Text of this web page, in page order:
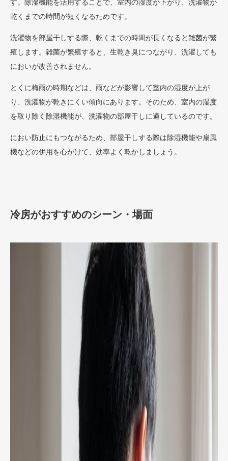
す。除湿機能を活用することで、室内の湿度が下がり、洗濯物が
乾くまでの時間が短くなるためです。
洗濯物を部屋干しする際、乾くまでの時間が長くなると雑菌が繁
殖します。雑菌が繁殖すると、生乾き臭につながり、洗濯しても
においが改善されません。
とくに梅雨の時期などは、雨などが影響して室内の湿度が上が
り、洗濯物が乾きにくい傾向にあります。そのため、室内の湿度
を取り除く除湿機能が、洗濯物の部屋干しに適しているのです。
におい防止にもつながるため、部屋干しする際は除湿機能や扇風
機などの併用を心がけて、効率よく乾かしましょう。
冷房がおすすめのシーン・場面